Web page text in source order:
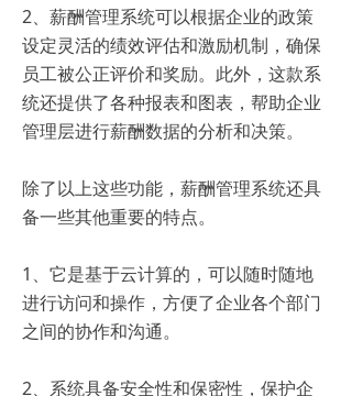
2、薪酬管理系统可以根据企业的政策
设定灵活的绩效评估和激励机制，确保
员工被公正评价和奖励。此外，这款系
统还提供了各种报表和图表，帮助企业
管理层进行薪酬数据的分析和决策。
除了以上这些功能，薪酬管理系统还具
备一些其他重要的特点。
1、它是基于云计算的，可以随时随地
进行访问和操作，方便了企业各个部门
之间的协作和沟通。
2、系统具备安全性和保密性，保护企